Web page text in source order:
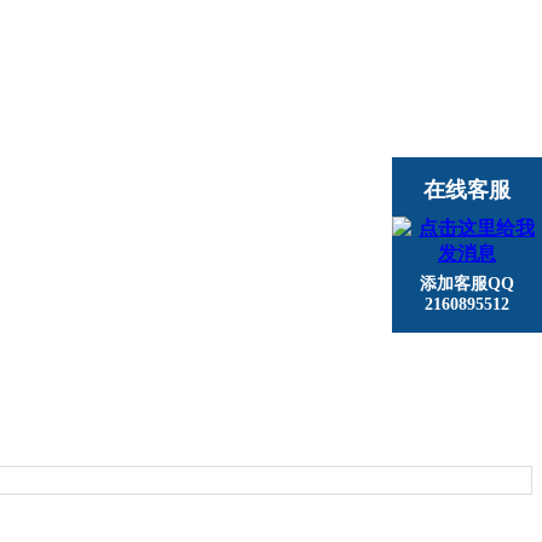
在线客服
添加客服QQ
2160895512